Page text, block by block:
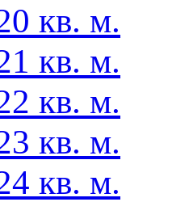
кв. м.
кв. м.
кв. м.
кв. м.
кв. м.